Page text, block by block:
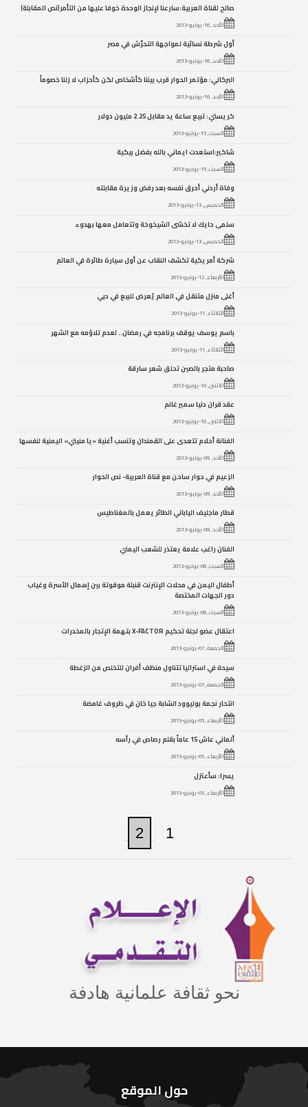
صالح لقناة العربية:سارعنا لإنجاز الوحدة خوفا عليها من التأمر(نص المقابلة)
الأحد, 16-يونيو-2013
أول شرطة نسائية لمواجهة التحرّش في مصر
الأحد, 16-يونيو-2013
البركاني: مؤتمر الحوار قرب بيننا كأشخاص لكن كأحزاب لا زلنا خصوماً
الأحد, 16-يونيو-2013
كريستي: تبيع ساعة يد مقابل 2.25 مليون دولار
السبت, 15-يونيو-2013
شاكير:استعدت ايماني بالله بفضل بيكية
السبت, 15-يونيو-2013
وفاة أردني أحرق نفسه بعد رفض وزيرة مقابلته
الخميس, 13-يونيو-2013
سلمى حايك لا تخشى الشيخوخة وتتعامل معها بهدوء
الخميس, 13-يونيو-2013
شركة أمريكية تكشف النقاب عن أول سيارة طائرة في العالم
الأربعاء, 12-يونيو-2013
أغلى منزل متنقل في العالم يُعرض للبيع في دبي
الثلاثاء, 11-يونيو-2013
باسم يوسف يوقف برنامجه في رمضان.. لعدم تلاؤمه مع الشهر
الثلاثاء, 11-يونيو-2013
صاحبة متجر بالصين تحلق شعر سارقة
الاثنين, 10-يونيو-2013
عقد قران دنيا سمير غانم
الاثنين, 10-يونيو-2013
الفنانة أحلام تتعدى على القمندان وتنسب أغنية «يا منيتي» اليمنية لنفسها
الأحد, 09-يونيو-2013
الزعيم في حوار ساحن مع قناة العربية- نص الحوار
الأحد, 09-يونيو-2013
قطار ماجليف الياباني الطائر يعمل بالمغناطيس
الأحد, 09-يونيو-2013
الفنان راغب علامة يعتذر للشعب اليمني
السبت, 08-يونيو-2013
أطفال اليمن في محلات الإنترنت قنبلة موقوتة بين إهمال الأسرة وغياب
دور الجهات المختصة
السبت, 08-يونيو-2013
اعتقال عضو لجنة تحكيم X-FACTOR بتهمة الإتجار بالمخدرات
الجمعة, 07-يونيو-2013
سيدة في استراليا تتناول منظف أفران للتخلص من الزغطة
الجمعة, 07-يونيو-2013
انتحار نجمة بوليوود الشابة جيا خان في ظروف غامضة
الأربعاء, 05-يونيو-2013
ألماني عاش 15 عاماً بقلم رصاص في رأسه
الأربعاء, 05-يونيو-2013
يسرا: سأعتزل
الأربعاء, 05-يونيو-2013
1
2
نحو ثقافة علمانية هادفة
حول الموقع